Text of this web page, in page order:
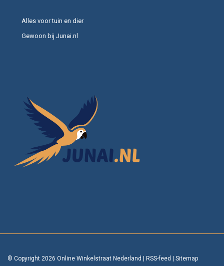
Alles voor tuin en dier
Gewoon bij Junai.nl
© Copyright 2026 Online Winkelstraat Nederland RSS-feed Sitemap